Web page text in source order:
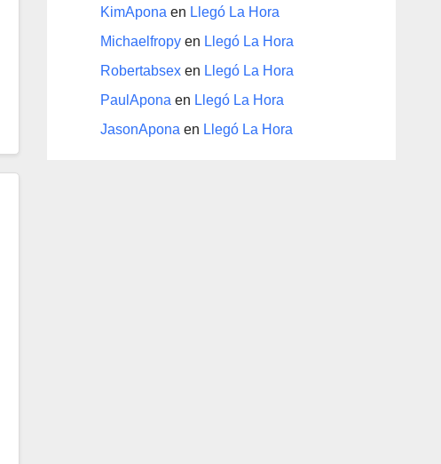
KimApona en Llegó La Hora
Michaelfropy en Llegó La Hora
Robertabsex en Llegó La Hora
PaulApona en Llegó La Hora
JasonApona en Llegó La Hora